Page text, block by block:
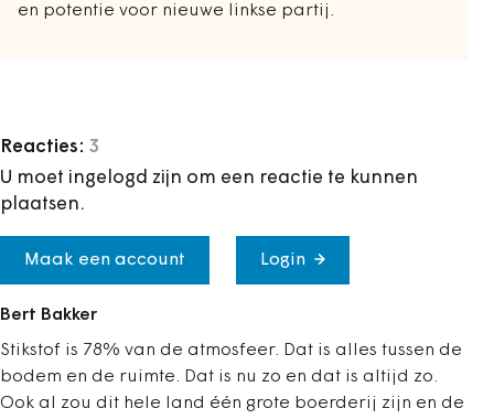
en potentie voor nieuwe linkse partij.
Reacties: 3
U moet ingelogd zijn om een reactie te kunnen
plaatsen.
Maak een account Login
Bert Bakker
Stikstof is 78% van de atmosfeer. Dat is alles tussen de
bodem en de ruimte. Dat is nu zo en dat is altijd zo.
Ook al zou dit hele land één grote boerderij zijn en de